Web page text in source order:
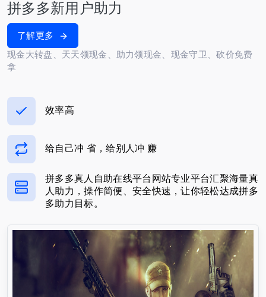
拼多多新用户助力
了解更多
现金大转盘、天天领现金、助力领现金、现金守卫、砍价免费
拿
效率高
给自己冲 省，给别人冲 赚
拼多多真人自助在线平台网站专业平台汇聚海量真
人助力，操作简便、安全快速，让你轻松达成拼多
多助力目标。